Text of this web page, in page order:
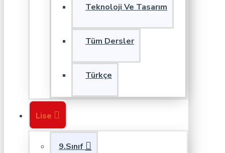
Teknoloji Ve Tasarım
Tüm Dersler
Türkçe
Lise
9.Sınıf